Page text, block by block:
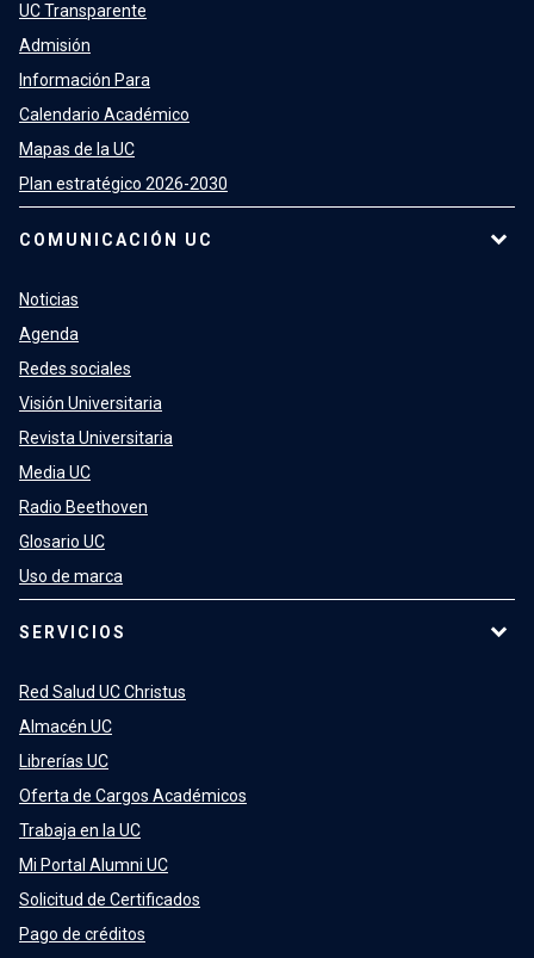
UC Transparente
Admisión
Información Para
Calendario Académico
Mapas de la UC
Plan estratégico 2026-2030
COMUNICACIÓN UC
Noticias
Agenda
Redes sociales
Visión Universitaria
Revista Universitaria
Media UC
Radio Beethoven
Glosario UC
Uso de marca
SERVICIOS
Red Salud UC Christus
Almacén UC
Librerías UC
Oferta de Cargos Académicos
Trabaja en la UC
Mi Portal Alumni UC
Solicitud de Certificados
Pago de créditos